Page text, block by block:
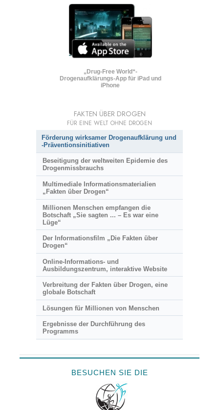
„Drug-Free World“-
Drogenaufklärungs-App für iPad und
iPhone
FAKTEN ÜBER DROGEN
FÜR EINE WELT OHNE DROGEN
Förderung wirksamer Drogenaufklärung und
-Präventionsinitiativen
Beseitigung der weltweiten Epidemie des
Drogenmissbrauchs
Multimediale Informationsmaterialien
„Fakten über Drogen“
Millionen Menschen empfangen die
Botschaft „Sie sagten ... – Es war eine
Lüge“
Der Informationsfilm „Die Fakten über
Drogen“
Online-Informations- und
Ausbildungszentrum, interaktive Website
Verbreitung der Fakten über Drogen, eine
globale Botschaft
Lösungen für Millionen von Menschen
Ergebnisse der Durchführung des
Programms
BESUCHEN SIE DIE